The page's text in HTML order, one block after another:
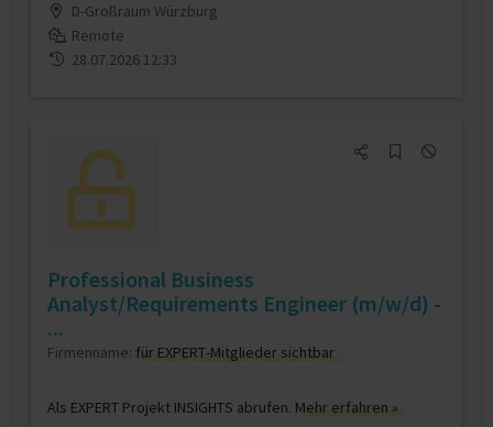
D-Großraum Würzburg
Remote
28.07.2026 12:33
Professional Business
Analyst/Requirements Engineer (m/w/d) -
...
Firmenname: für EXPERT-Mitglieder sichtbar
Als EXPERT Projekt INSIGHTS abrufen. Mehr erfahren »